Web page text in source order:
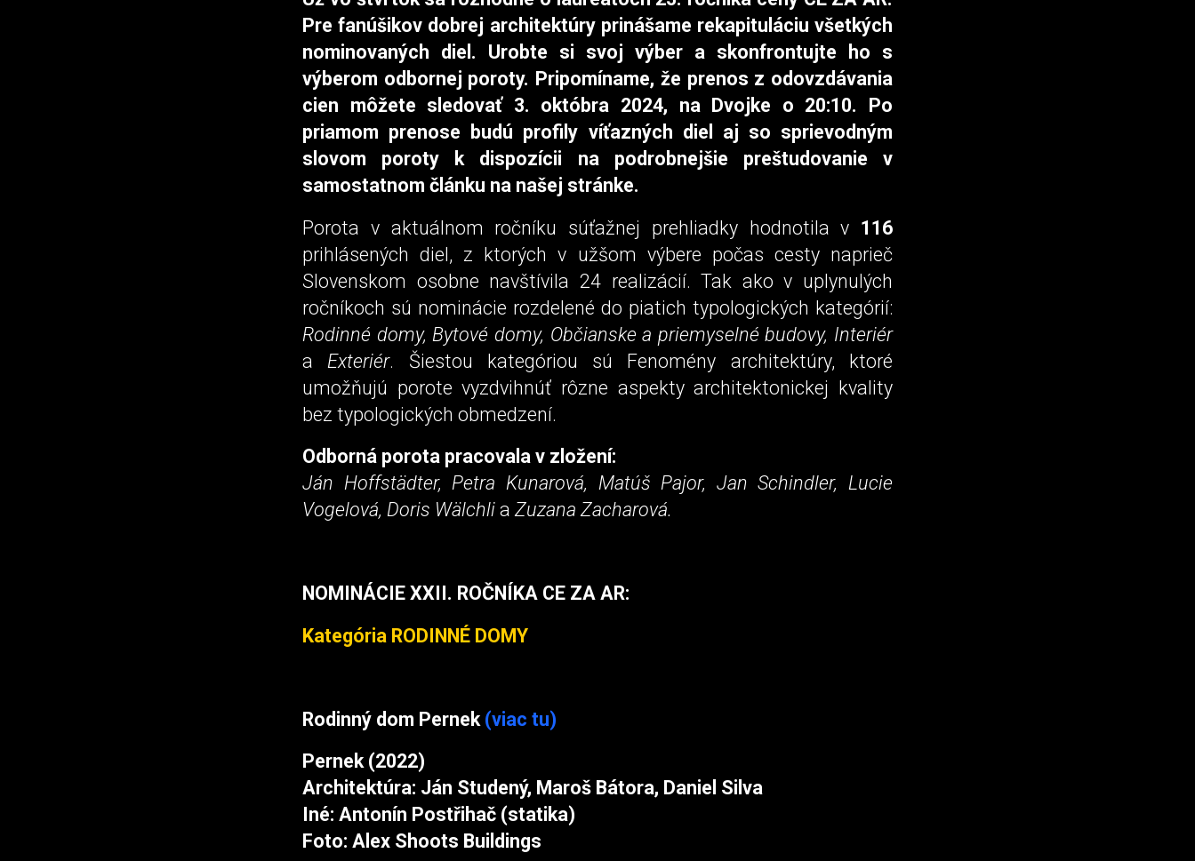
Pre fanúšikov dobrej architektúry prinášame rekapituláciu všetkých
nominovaných diel. Urobte si svoj výber a skonfrontujte ho s
výberom odbornej poroty. Pripomíname, že prenos z odovzdávania
cien môžete sledovať 3. októbra 2024, na Dvojke o 20:10. Po
priamom prenose budú profily víťazných diel aj so sprievodným
slovom poroty k dispozícii na podrobnejšie preštudovanie v
samostatnom článku na našej stránke.
Porota v aktuálnom ročníku súťažnej prehliadky hodnotila v 116
prihlásených diel, z ktorých v užšom výbere počas cesty naprieč
Slovenskom osobne navštívila 24 realizácií. Tak ako v uplynulých
ročníkoch sú nominácie rozdelené do piatich typologických kategórií:
Rodinné domy, Bytové domy, Občianske a priemyselné budovy, Interiér
a Exteriér. Šiestou kategóriou sú Fenomény architektúry, ktoré
umožňujú porote vyzdvihnúť rôzne aspekty architektonickej kvality
bez typologických obmedzení.
Odborná porota pracovala v zložení:
Ján Hoffstädter, Petra Kunarová, Matúš Pajor, Jan Schindler, Lucie
Vogelová, Doris Wälchli a Zuzana Zacharová.
NOMINÁCIE XXII. ROČNÍKA CE ZA AR:
Kategória RODINNÉ DOMY
Rodinný dom Pernek (viac tu)
Pernek (2022)
Architektúra: Ján Studený, Maroš Bátora, Daniel Silva
Iné: Antonín Postřihač (statika)
Foto: Alex Shoots Buildings